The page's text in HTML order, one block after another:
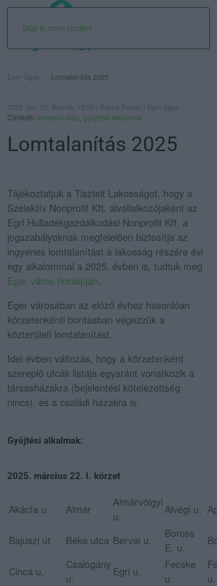
Skip to main content
Eger Ügye Lomtalanítás 2025
2025. jan. 29. Szerda, 15:36 | Bakos Balázs | Eger ügye
Címkék: lomtalanítás, gyűjtési alkalmak
Lomtalanítás 2025
Tájékoztatjuk a Tisztelt Lakosságot, hogy a
Szelektív Nonprofit Kft. alvállalkozójaként az
Egri Hulladékgazdálkodási Nonprofit Kft. a
jogszabályoknak megfelelően biztosítja az
ingyenes lomtalanítást a lakosság részére évi
egy alkalommal a 2025. évben is, tudtuk meg
Eger város honlapján.
Eger városában az előző évhez hasonlóan
körzetenkénti bontásban végezzük a
közterületi lomtalanítást.
Idei évben változás, hogy a körzetenként
szereplő utcák listája egyaránt vonatkozik a
társasházakra (bejelentési kötelezettség
nincs), és a családi házakra is.
Gyűjtési alkalmak:
2025. március 22. I. körzet
Akácfa u. Almár
Almárvölgyi
u.
Alvégi u.
Bajuszi út Béke utca Bervai u.
Boross
E. u.
Cinca u.
Csalogány
u.
Egri u.
Fecske
u.
u.